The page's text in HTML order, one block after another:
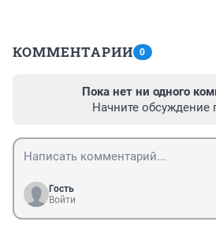
КОММЕНТАРИИ 0
Пока нет ни одного
Начните обсуждение
Гость
Войти